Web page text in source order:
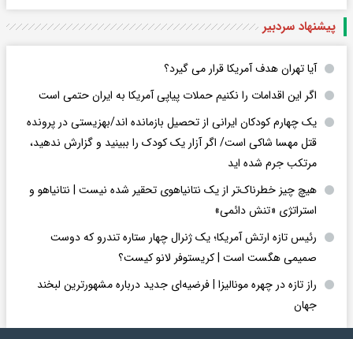
پیشنهاد سردبیر
آیا تهران هدف آمریکا قرار می گیرد؟
اگر این اقدامات را نکنیم حملات پیاپی آمریکا به ایران حتمی است
یک چهارم کودکان ایرانی از تحصیل بازمانده اند/بهزیستی در پرونده
قتل مهسا شاکی است/ اگر آزار یک کودک را ببینید و گزارش ندهید،
مرتکب جرم شده اید
هیچ چیز خطرناک‌تر از یک نتانیاهوی تحقیر شده نیست | نتانیاهو و
استراتژی «تنش دائمی»
رئیس تازه ارتش آمریکا؛ یک ژنرال چهار ستاره تندرو که دوست
صمیمی هگست است | کریستوفر لانو کیست؟
راز تازه در چهره مونالیزا | فرضیه‌ای جدید درباره مشهورترین لبخند
جهان